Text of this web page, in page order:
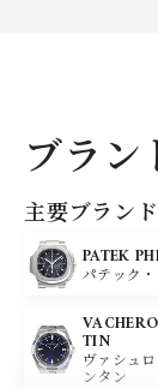
ブラン
主要ブランド
PATEK
パテック
TIN
ヴァシュ
ンタン